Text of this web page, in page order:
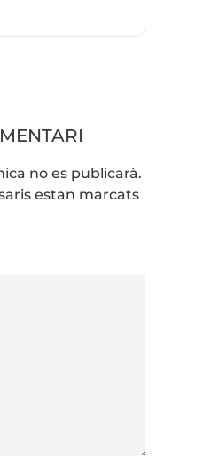
no es publicarà.
estan marcats